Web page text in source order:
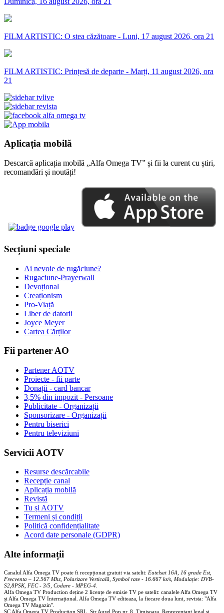
FILM ARTISTIC: O stea căzătoare - Luni, 17 august 2026, ora 21
FILM ARTISTIC: Prințesă de departe - Marți, 11 august 2026, ora
21
Aplicația mobilă
Descarcă aplicația mobilă „Alfa Omega TV” și fii la curent cu știri,
recomandări și noutăți!
Secțiuni speciale
Ai nevoie de rugăciune?
Rugaciune-Prayerwall
Devoțional
Creaționism
Pro-Viață
Liber de datorii
Joyce Meyer
Cartea Cărților
Fii partener AO
Partener AOTV
Proiecte - fii parte
Donații - card bancar
3,5% din impozit - Persoane
Publicitate - Organizații
Sponsorizare - Organizații
Pentru biserici
Pentru televiziuni
Servicii AOTV
Resurse descărcabile
Recepție canal
Aplicația mobilă
Revistă
Tu și AOTV
Termeni și condiții
Politică confidențialitate
Acord date personale (GDPR)
Alte informații
Canalul Alfa Omega TV poate fi recepționat gratuit via satelit: Eutelsat 16A, 16 grade Est,
Frecventa – 12.567 Mhz, Polarizare Verticală, Symbol rate - 16.667 ks/s, Modulație: DVB-
S2,8PSK, FEC - 3/5, Codare - MPEG-4
Alfa Omega TV Production deține 2 licențe de emisie TV pe satelit: canalele Alfa Omega TV
și Alfa Omega TV Internațional. Alfa Omega TV editeaza, la fiecare doua luni, revista: "Alfa
Omega TV Magazin".
SC Alfa Omega TV Production SRL, Str Aurel Pop nr. 8, Timisoara. Reprezentant legal și